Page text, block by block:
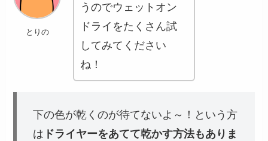
とりの
うのでウェットオン
ドライをたくさん試
してみてください
ね！
下の色が乾くのが待てないよ～！という方
は ドライヤーをあてて乾かす方法もありま